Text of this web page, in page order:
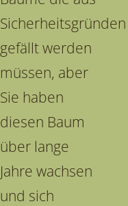
Sicherheitsgründen
gefällt werden
müssen, aber
Sie haben
diesen Baum
über lange
Jahre wachsen
und sich